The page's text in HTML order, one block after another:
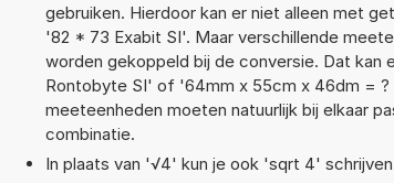
gebruiken. Hierdoor kan er niet alleen met
'82 * 73 Exabit SI'. Maar verschillende
worden gekoppeld bij de conversie. Dat kan
Rontobyte SI' of '64mm x 55cm x 46dm =
meeteenheden moeten natuurlijk bij elkaar
combinatie.
In plaats van '√4' kun je ook 'sqrt 4'